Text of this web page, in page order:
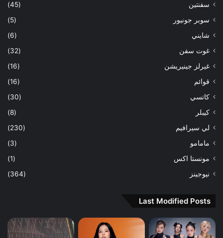
سفنتين
(45)
سوبر جونيور
(5)
شايني
(6)
غوت سفن
(32)
غيرلز جينيريشن
(16)
قوائم
(16)
كاتسي
(30)
كيبلر
(8)
لي سيرافيم
(230)
مامامو
(3)
مونستا اكس
(1)
نيوجينز
(364)
Last Modified Posts